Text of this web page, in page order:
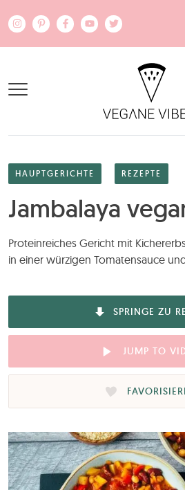
HAUPTGERICHTE REZEPTE
Jambalaya
Proteinreiches Gericht mit
in einer würzigen Tomatensauce
SPRINGE ZU
JUMP TO